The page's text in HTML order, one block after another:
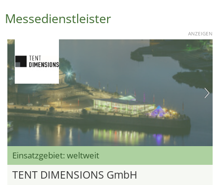
Messedienstleister
ANZEIGEN
Einsatzgebiet: weltweit
TENT DIMENSIONS GmbH